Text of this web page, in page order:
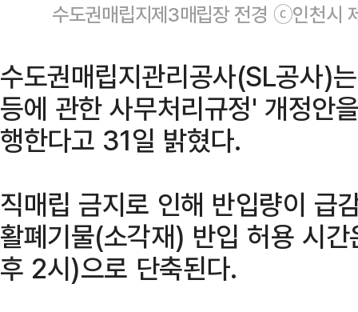
수도권매립지제3매립장 전경 ⓒ인천시
수도권매립지관리공사(SL공사)
등에 관한 사무처리규정' 개정안
행한다고 31일 밝혔다.
직매립 금지로 인해 반입량이 급
활폐기물(소각재) 반입 허용 시
후 2시)으로 단축된다.